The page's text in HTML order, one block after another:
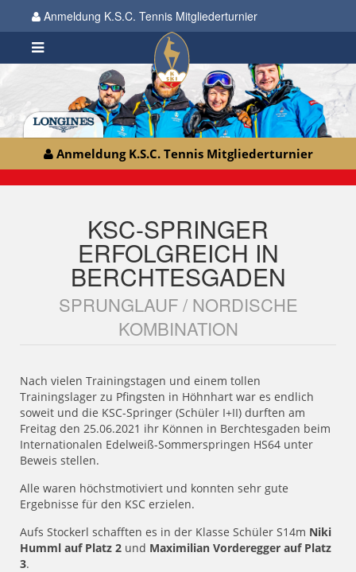
Anmeldung K.S.C. Tennis Mitgliederturnier
Anmeldung K.S.C. Tennis Mitgliederturnier
KSC-SPRINGER
ERFOLGREICH IN
BERCHTESGADEN
SPRUNGLAUF / NORDISCHE
KOMBINATION
Nach vielen Trainingstagen und einem tollen
Trainingslager zu Pfingsten in Höhnhart war es endlich
soweit und die KSC-Springer (Schüler I+II) durften am
Freitag den 25.06.2021 ihr Können in Berchtesgaden beim
Internationalen Edelweiß-Sommerspringen HS64 unter
Beweis stellen.
Alle waren höchstmotiviert und konnten sehr gute
Ergebnisse für den KSC erzielen.
Aufs Stockerl schafften es in der Klasse Schüler S14m Niki
Humml auf Platz 2 und Maximilian Vorderegger auf Platz
3.